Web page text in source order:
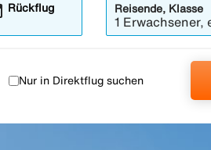
Rückflug Reisende, Klasse
1 Erwachsener,
Nur in Direktflug suchen